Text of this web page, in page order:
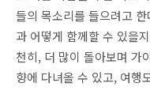
들의 목소리를 들으려고
과 어떻게 함께할 수 있을
천히, 더 많이 돌아보며 가
향에 다녀올 수 있고, 여행